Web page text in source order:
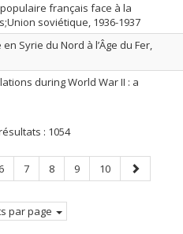
français face à la
soviétique, 1936-1937
Syrie du Nord à l’Âge du Fer,
during World War II : a
: 1054
Page
6 Page
7 Page
8 Page
9 Page
10
Page
suivante
par page